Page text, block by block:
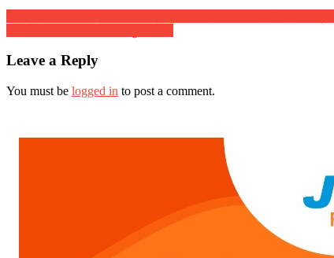
Leave a Reply
You must be logged in to post a comment.